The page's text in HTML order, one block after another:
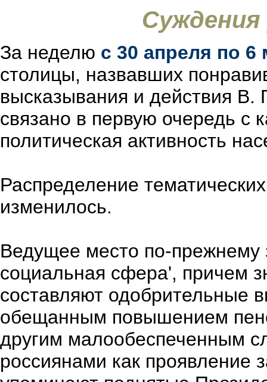
За неделю с 30 апреля по 6
столицы, назвавших
высказывания и действия В.
связано в первую очередь с
политическая активность
Распределение
изменилось.
Ведущее место по-прежнему
социальная сфера', причем
составляют одобрительные
обещанным повышением
другим малообеспеченным
россиянами как проявление